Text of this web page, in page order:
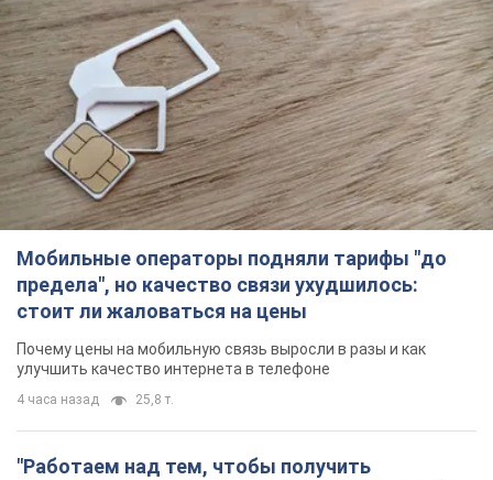
Мобильные операторы подняли тарифы "до
предела", но качество связи ухудшилось:
стоит ли жаловаться на цены
Почему цены на мобильную связь выросли в разы и как
улучшить качество интернета в телефоне
4 часа назад 25,8 т.
"Работаем над тем, чтобы получить